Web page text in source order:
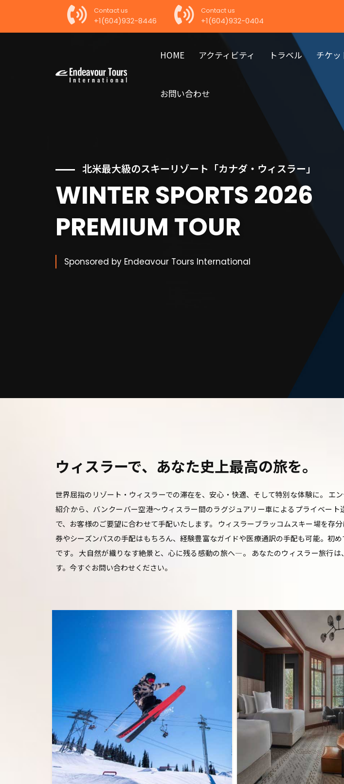
Contact us
+1(604)932-8446
Contact us
+1(604)932-0404
HOME アクティビティ トラベル チケッ
お問い合わせ
北米最大級のスキーリゾート「カナダ・ウィスラー」
WINTER SPORTS 2026
PREMIUM TOUR
Sponsored by Endeavour Tours International
ウィスラーで、あなた史上最高の旅を。
世界屈指のリゾート・ウィスラーでの滞在を、安心・快適、そして特別な体験に。 エ
紹介から、バンクーバー空港〜ウィスラー間のラグジュアリー車によるプライベート
で、お客様のご要望に合わせて手配いたします。 ウィスラーブラッコムスキー場を存
券やシーズンパスの手配はもちろん、経験豊富なガイドや医療通訳の手配も可能。初
です。 大自然が織りなす絶景と、心に残る感動の旅へ—。 あなたのウィスラー旅行
す。今すぐお問い合わせください。